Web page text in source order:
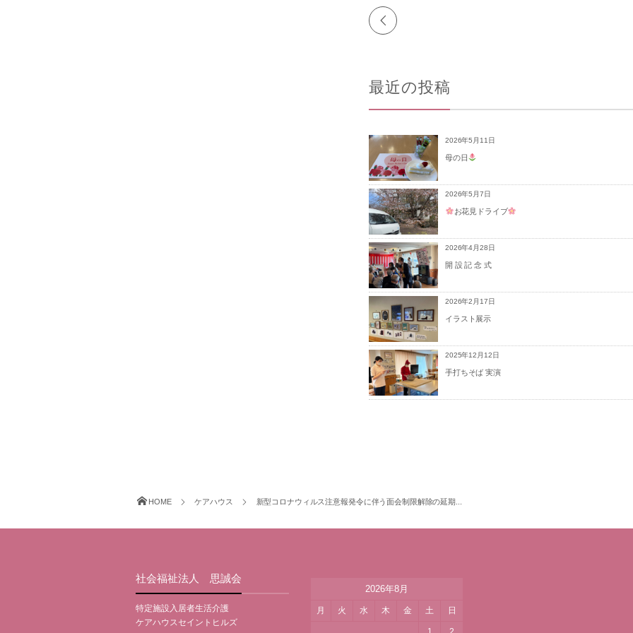
最近の投稿
2026年5月11日
母の日
2026年5月7日
お花見ドライブ
2026年4月28日
開 設 記 念 式
2026年2月17日
イラスト展示
2025年12月12日
手打ちそば 実演
HOME ケアハウス 新型コロナウィルス注意報発令に伴う面会制限解除の延期...
社会福祉法人 思誠会
特定施設入居者生活介護
ケアハウスセイントヒルズ
2026年8月
月 火 水 木 金 土 日